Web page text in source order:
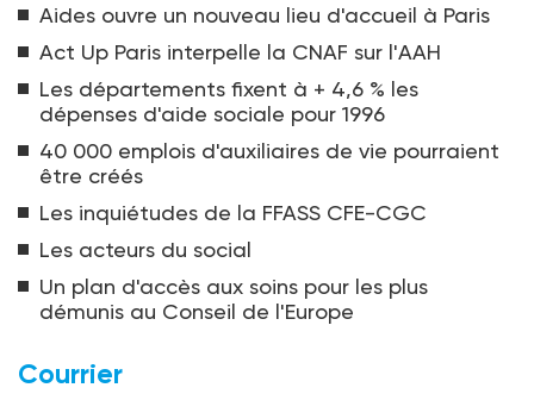
Aides ouvre un nouveau lieu d'accueil à Paris
Act Up Paris interpelle la CNAF sur l'AAH
Les départements fixent à + 4,6 % les
dépenses d'aide sociale pour 1996
40 000 emplois d'auxiliaires de vie pourraient
être créés
Les inquiétudes de la FFASS CFE-CGC
Les acteurs du social
Un plan d'accès aux soins pour les plus
démunis au Conseil de l'Europe
Courrier